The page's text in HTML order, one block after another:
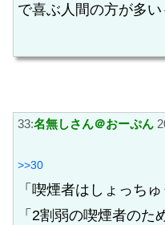
で喜ぶ人間の方が多い
33:名無しさん＠おーぷん
>>30
「喫煙者はしょっち
「2割弱の喫煙者の